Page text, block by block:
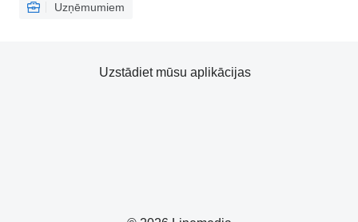
Uzņēmumiem
Uzstādiet mūsu aplikācijas